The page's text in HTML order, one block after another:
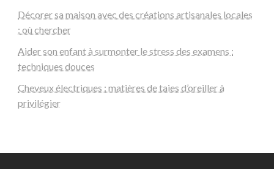
Décorer sa maison avec des créations artisanales locales
: où chercher
Aider son enfant à surmonter le stress des examens :
techniques douces
Cheveux électriques : matières de taies d’oreiller à
privilégier